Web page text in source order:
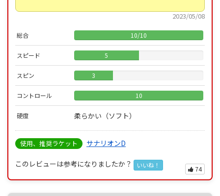
2023/05/08
総合 10/10
スピード 5
スピン 3
コントロール 10
硬度 柔らかい（ソフト）
使用、推奨ラケット サナリオンD
このレビューは参考になりましたか？ いいね！
74